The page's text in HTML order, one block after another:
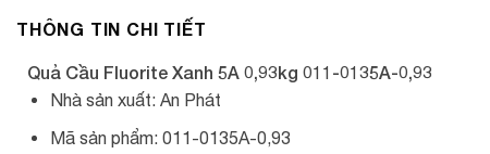
THÔNG TIN CHI TIẾT
Quả Cầu Fluorite Xanh 5A 0,93kg 011-0135A-0,93
Nhà sản xuất: An Phát
Mã sản phẩm: 011-0135A-0,93